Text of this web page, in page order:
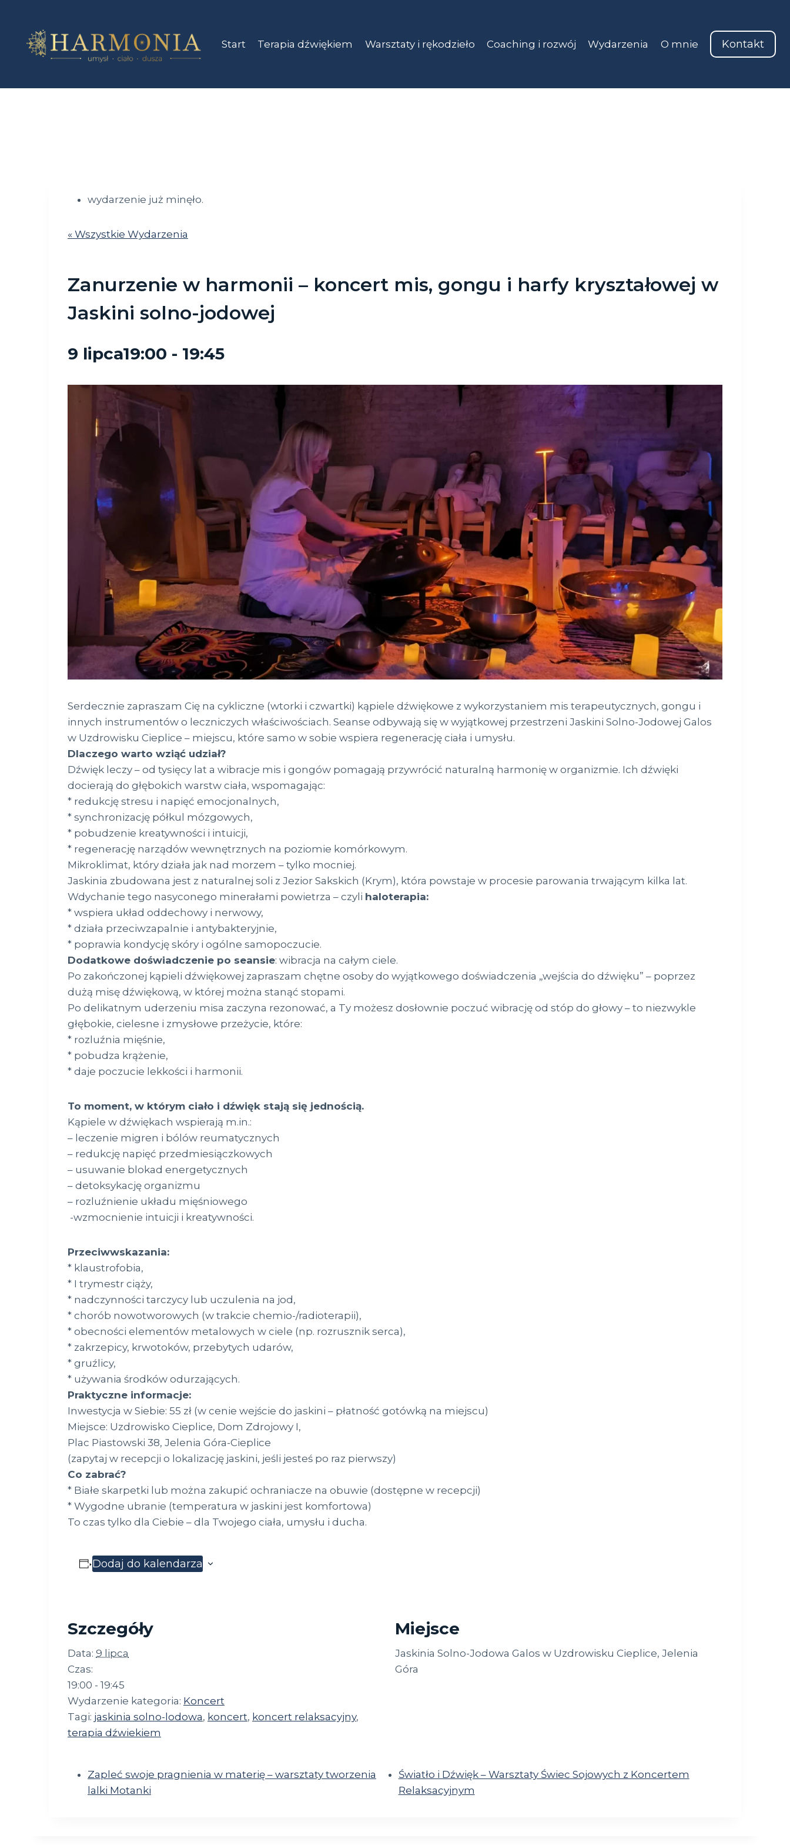
Start Terapia dźwiękiem Warsztaty i rękodzieło Coaching i rozwój Wydarzenia O mnie Kontakt
wydarzenie już minęło.
« Wszystkie Wydarzenia
Zanurzenie w harmonii – koncert mis, gongu i harfy kryształowej w
Jaskini solno-jodowej
9 lipca19:00 - 19:45
Serdecznie zapraszam Cię na cykliczne (wtorki i czwartki) kąpiele dźwiękowe z wykorzystaniem mis terapeutycznych, gongu i
innych instrumentów o leczniczych właściwościach. Seanse odbywają się w wyjątkowej przestrzeni Jaskini Solno-Jodowej Galos
w Uzdrowisku Cieplice – miejscu, które samo w sobie wspiera regenerację ciała i umysłu.
Dlaczego warto wziąć udział?
Dźwięk leczy – od tysięcy lat a wibracje mis i gongów pomagają przywrócić naturalną harmonię w organizmie. Ich dźwięki
docierają do głębokich warstw ciała, wspomagając:
* redukcję stresu i napięć emocjonalnych,
* synchronizację półkul mózgowych,
* pobudzenie kreatywności i intuicji,
* regenerację narządów wewnętrznych na poziomie komórkowym.
Mikroklimat, który działa jak nad morzem – tylko mocniej.
Jaskinia zbudowana jest z naturalnej soli z Jezior Sakskich (Krym), która powstaje w procesie parowania trwającym kilka lat.
Wdychanie tego nasyconego minerałami powietrza – czyli haloterapia:
* wspiera układ oddechowy i nerwowy,
* działa przeciwzapalnie i antybakteryjnie,
* poprawia kondycję skóry i ogólne samopoczucie.
Dodatkowe doświadczenie po seansie: wibracja na całym ciele.
Po zakończonej kąpieli dźwiękowej zapraszam chętne osoby do wyjątkowego doświadczenia „wejścia do dźwięku” – poprzez
dużą misę dźwiękową, w której można stanąć stopami.
Po delikatnym uderzeniu misa zaczyna rezonować, a Ty możesz dosłownie poczuć wibrację od stóp do głowy – to niezwykle
głębokie, cielesne i zmysłowe przeżycie, które:
* rozluźnia mięśnie,
* pobudza krążenie,
* daje poczucie lekkości i harmonii.
To moment, w którym ciało i dźwięk stają się jednością.
Kąpiele w dźwiękach wspierają m.in.:
– leczenie migren i bólów reumatycznych
– redukcję napięć przedmiesiączkowych
– usuwanie blokad energetycznych
– detoksykację organizmu
– rozluźnienie układu mięśniowego
-wzmocnienie intuicji i kreatywności.
Przeciwwskazania:
* klaustrofobia,
* I trymestr ciąży,
* nadczynności tarczycy lub uczulenia na jod,
* chorób nowotworowych (w trakcie chemio-/radioterapii),
* obecności elementów metalowych w ciele (np. rozrusznik serca),
* zakrzepicy, krwotoków, przebytych udarów,
* gruźlicy,
* używania środków odurzających.
Praktyczne informacje:
Inwestycja w Siebie: 55 zł (w cenie wejście do jaskini – płatność gotówką na miejscu)
Miejsce: Uzdrowisko Cieplice, Dom Zdrojowy I,
Plac Piastowski 38, Jelenia Góra-Cieplice
(zapytaj w recepcji o lokalizację jaskini, jeśli jesteś po raz pierwszy)
Co zabrać?
* Białe skarpetki lub można zakupić ochraniacze na obuwie (dostępne w recepcji)
* Wygodne ubranie (temperatura w jaskini jest komfortowa)
To czas tylko dla Ciebie – dla Twojego ciała, umysłu i ducha.
Dodaj do kalendarza
Szczegóły
Data: 9 lipca
Czas:
19:00 - 19:45
Wydarzenie kategoria: Koncert
Tagi: jaskinia solno-lodowa, koncert, koncert relaksacyjny,
terapia dźwiekiem
Miejsce
Jaskinia Solno-Jodowa Galos w Uzdrowisku Cieplice, Jelenia
Góra
Zapleć swoje pragnienia w materię – warsztaty tworzenia
lalki Motanki
Światło i Dźwięk – Warsztaty Świec Sojowych z Koncertem
Relaksacyjnym